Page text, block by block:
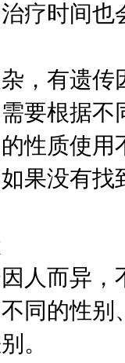
疗时间也
，有遗
要根据
性质使
果没有
人而异
同的性别
。